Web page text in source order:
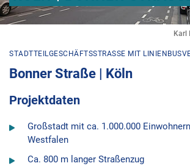
Karl
STADTTEILGESCHÄFTSSTRASSE MIT
Bonner Straße | Köln
Projektdaten
Großstadt mit ca. 1.000.000
Westfalen
Ca. 800 m langer Straßenzug